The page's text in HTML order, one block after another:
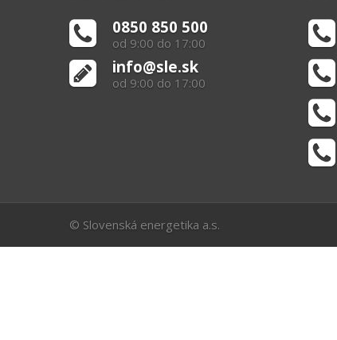
0850 850 500
od 9:00 do 17:00
info@sle.sk
od 9:00 do 17:00
© Slovenská energetika a.s.